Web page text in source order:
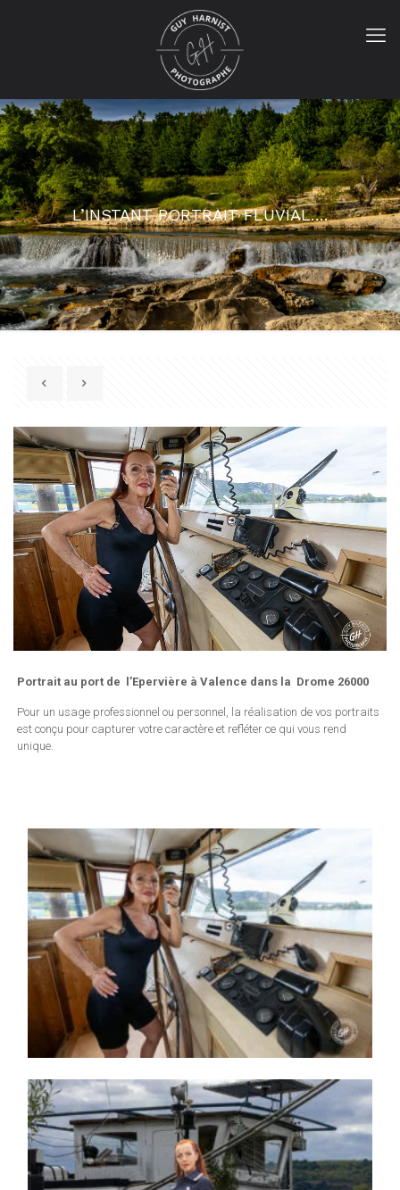
L’INSTANT PORTRAIT FLUVIAL….
Portrait au port de l’Epervière à Valence dans la Drome 26000
Pour un usage professionnel ou personnel, la réalisation de vos portraits
est conçu pour capturer votre caractère et refléter ce qui vous rend
unique.